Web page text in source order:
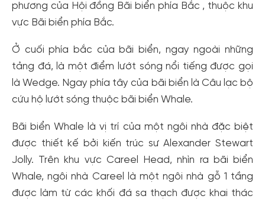
phương của Hội đồng Bãi biển phía Bắc , thuộc khu
vực Bãi biển phía Bắc.
Ở cuối phía bắc của bãi biển, ngay ngoài những
tảng đá, là một điểm lướt sóng nổi tiếng được gọi
là Wedge. Ngay phía tây của bãi biển là Câu lạc bộ
cứu hộ lướt sóng thuộc bãi biển Whale.
Bãi biển Whale là vị trí của một ngôi nhà đặc biệt
được thiết kế bởi kiến ​​trúc sư Alexander Stewart
Jolly. Trên khu vực Careel Head, nhìn ra bãi biển
Whale, ngôi nhà Careel là một ngôi nhà gỗ 1 tầng
được làm từ các khối đá sa thạch được khai thác
Tạo tài khoản nhanh - nhận nhiều ưu
đãi!
Tạo tài khoản để có thể nhận ngay các ưu đãihấp dẫn
dành cho thành viên đến từ các đối tác của Gody.vn dành
cho cộng đồng.